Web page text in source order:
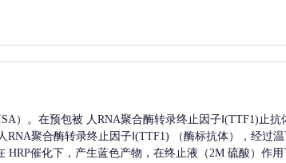
）。在预包被 人RNA聚合酶转录终止因子Ⅰ(TTF1)止抗
RNA聚合酶转录终止因子Ⅰ(TTF1) （酶标抗体），经过
催化下，产生蓝色产物，在终止液（2M 硫酸）作